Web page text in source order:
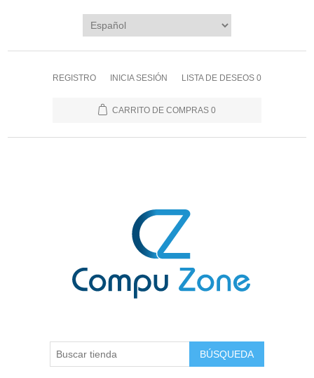
REGISTRO INICIA SESIÓN LISTA DE DESEOS 0
CARRITO DE COMPRAS 0
BÚSQUEDA